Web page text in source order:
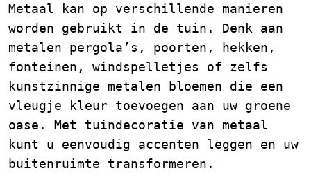
Metaal kan op verschillende manieren
worden gebruikt in de tuin. Denk aan
metalen pergola’s, poorten, hekken,
fonteinen, windspelletjes of zelfs
kunstzinnige metalen bloemen die een
vleugje kleur toevoegen aan uw groene
oase. Met tuindecoratie van metaal
kunt u eenvoudig accenten leggen en uw
buitenruimte transformeren.